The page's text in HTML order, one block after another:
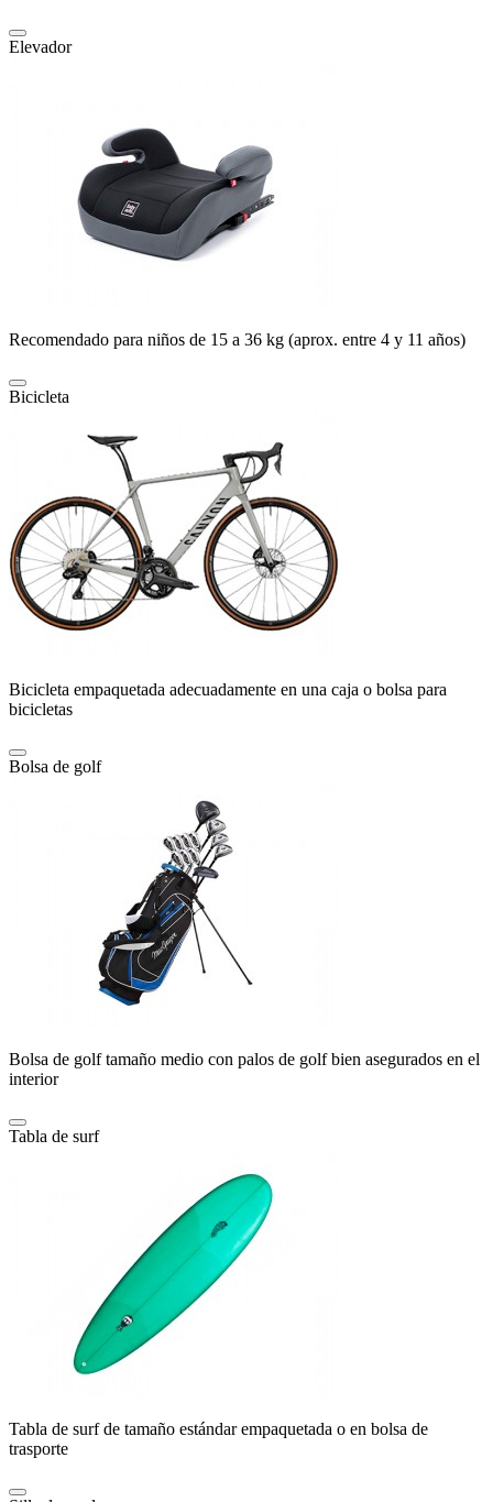
Elevador
Recomendado para niños de 15 a 36 kg (aprox. entre 4 y 11 años)
Bicicleta
Bicicleta empaquetada adecuadamente en una caja o bolsa para
bicicletas
Bolsa de golf
Bolsa de golf tamaño medio con palos de golf bien asegurados en el
interior
Tabla de surf
Tabla de surf de tamaño estándar empaquetada o en bolsa de
trasporte